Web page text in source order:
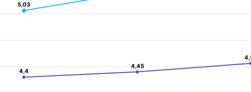
displaying Montant en euros. Data ranges from 4.4 to 5.34.
5,03
5,03
4,4
4,4
4,45
4,45